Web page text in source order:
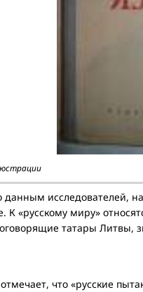
исследователей, на
К «русскому миру»
татары Литвы,
что «русские